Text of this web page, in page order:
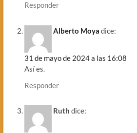
Responder
Alberto Moya dice:
31 de mayo de 2024 a las 16:08
Así es.
Responder
Ruth dice: